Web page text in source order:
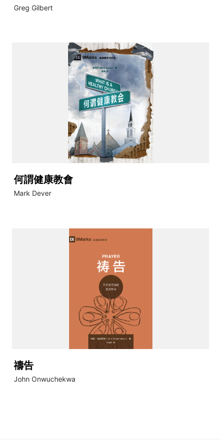
Greg Gilbert
何謂健康教會
Mark Dever
禱告
John Onwuchekwa